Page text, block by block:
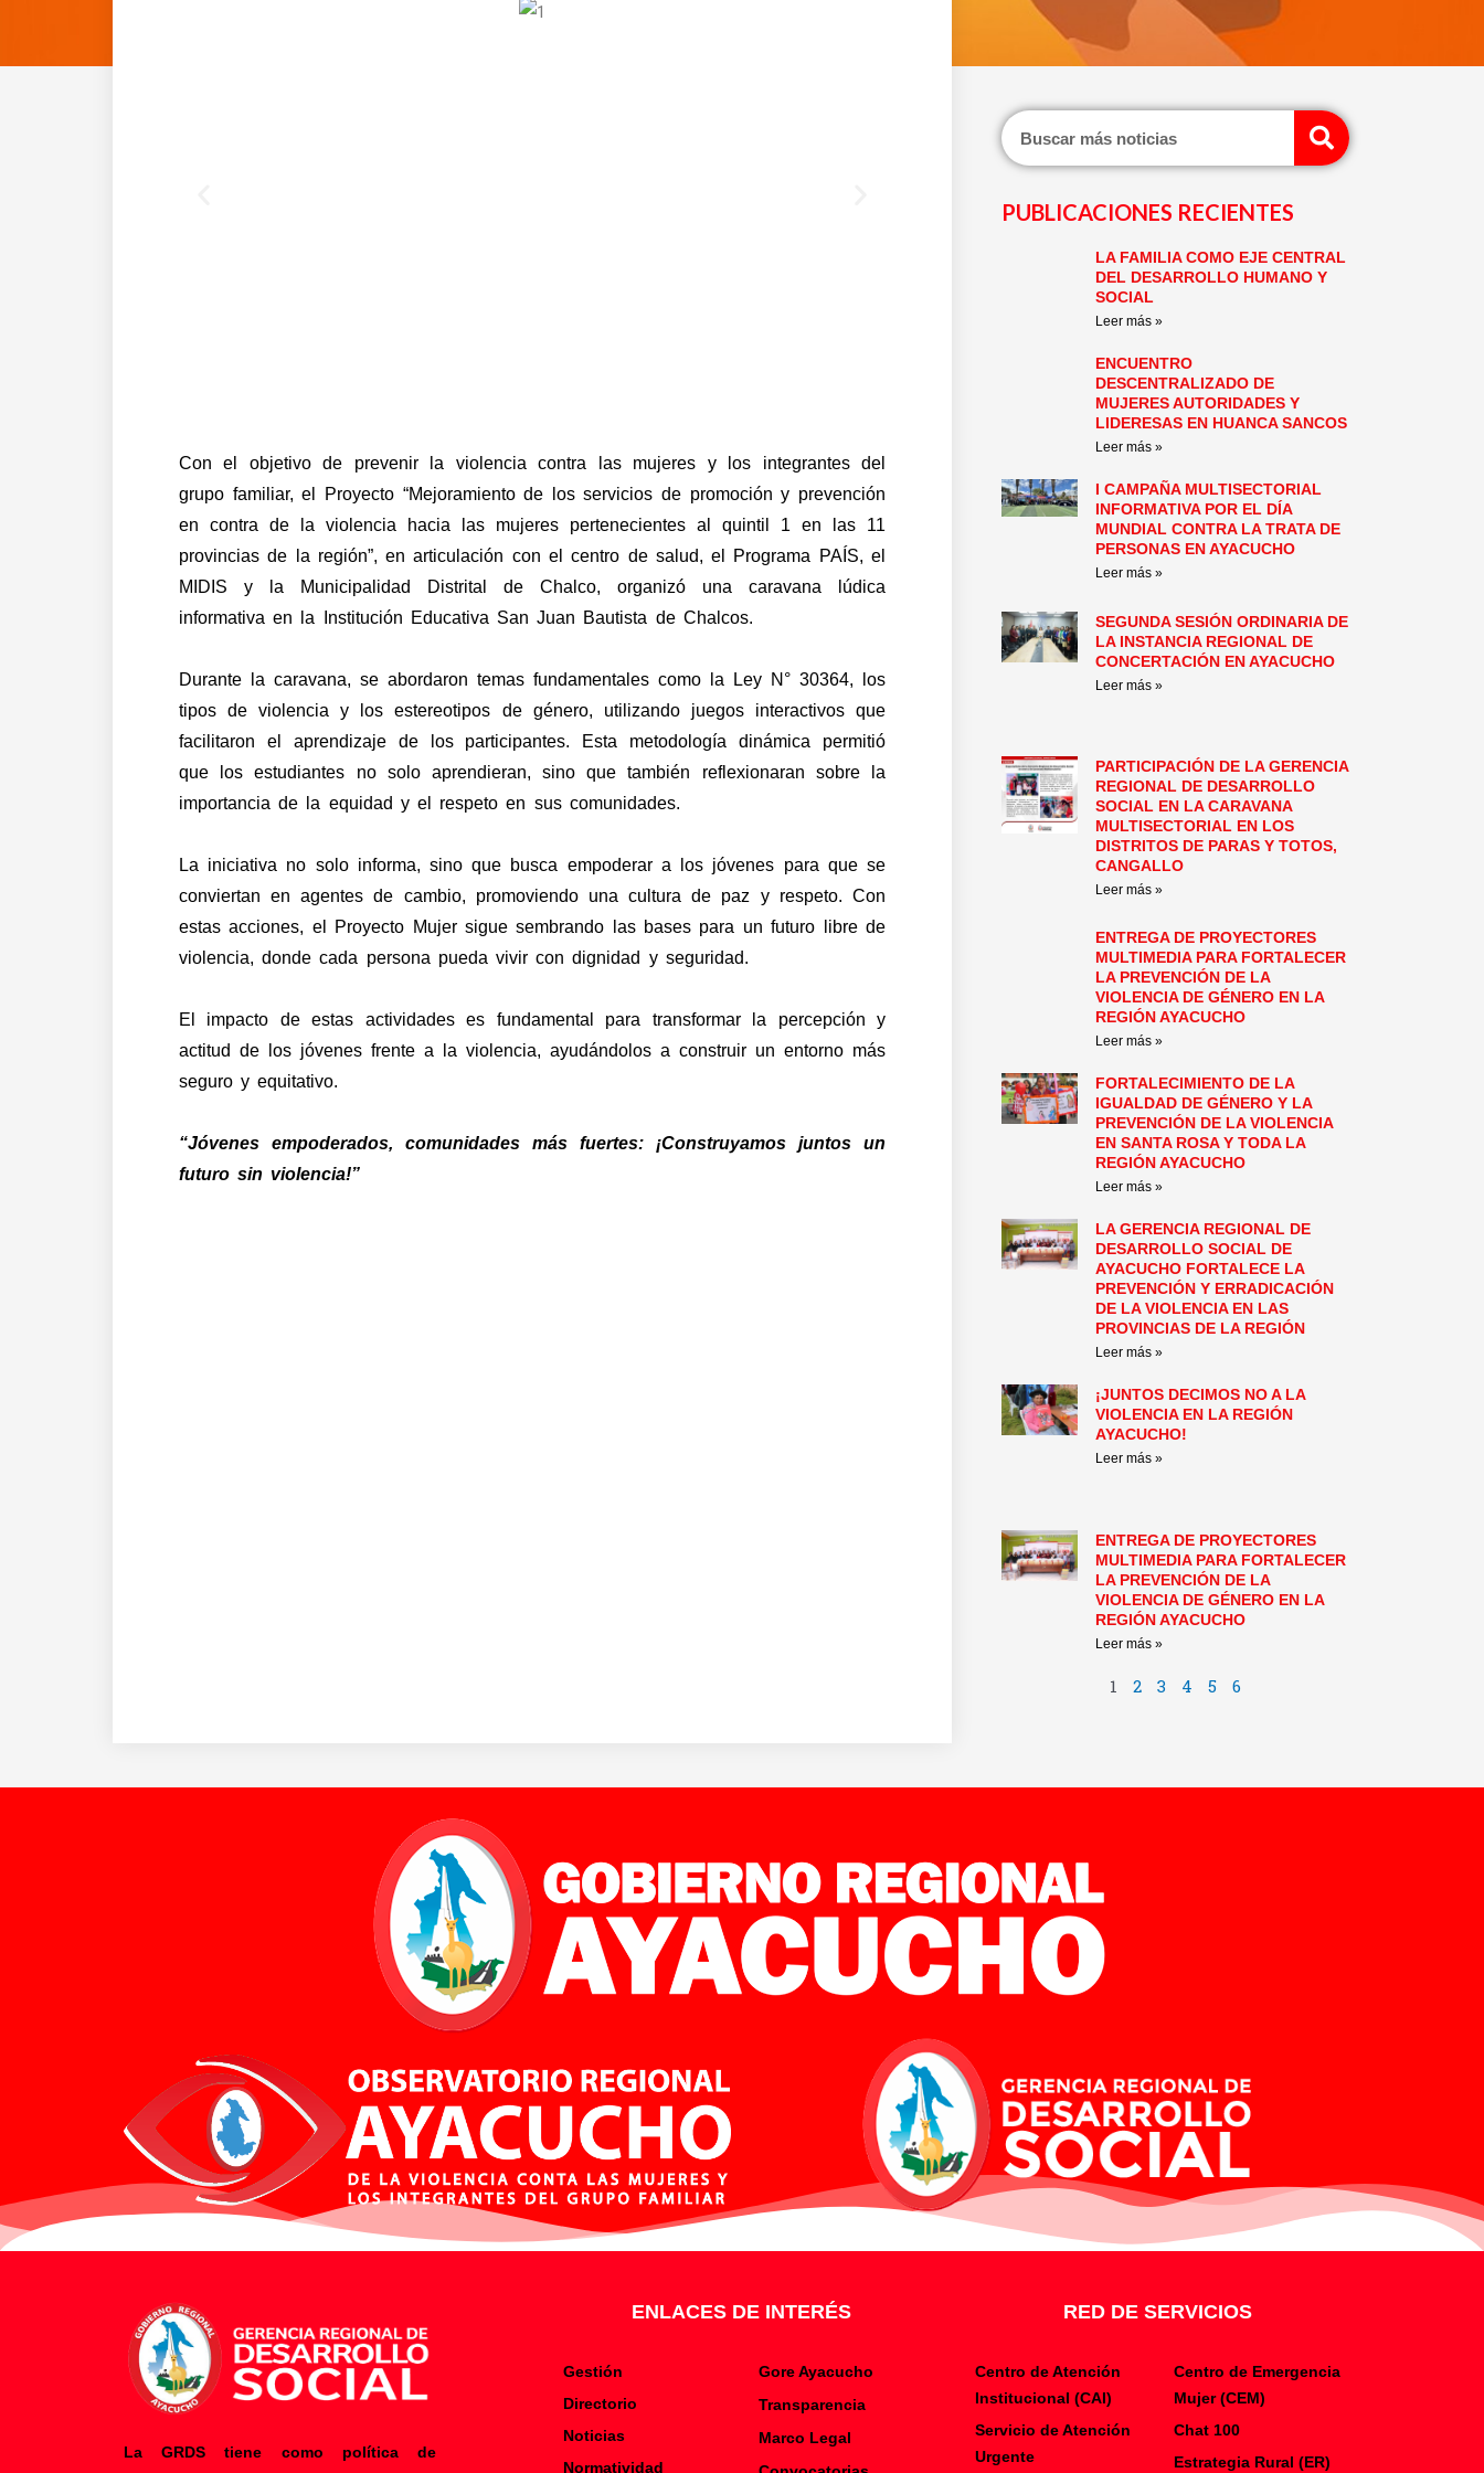
Con el objetivo de prevenir la violencia contra las mujeres y los integrantes del
grupo familiar, el Proyecto “Mejoramiento de los servicios de promoción y prevención
en contra de la violencia hacia las mujeres pertenecientes al quintil 1 en las 11
provincias de la región”, en articulación con el centro de salud, el Programa PAÍS, el
MIDIS y la Municipalidad Distrital de Chalco, organizó una caravana lúdica
informativa en la Institución Educativa San Juan Bautista de Chalcos.
Durante la caravana, se abordaron temas fundamentales como la Ley N° 30364, los
tipos de violencia y los estereotipos de género, utilizando juegos interactivos que
facilitaron el aprendizaje de los participantes. Esta metodología dinámica permitió
que los estudiantes no solo aprendieran, sino que también reflexionaran sobre la
importancia de la equidad y el respeto en sus comunidades.
La iniciativa no solo informa, sino que busca empoderar a los jóvenes para que se
conviertan en agentes de cambio, promoviendo una cultura de paz y respeto. Con
estas acciones, el Proyecto Mujer sigue sembrando las bases para un futuro libre de
violencia, donde cada persona pueda vivir con dignidad y seguridad.
El impacto de estas actividades es fundamental para transformar la percepción y
actitud de los jóvenes frente a la violencia, ayudándolos a construir un entorno más
seguro y equitativo.
“Jóvenes empoderados, comunidades más fuertes: ¡Construyamos juntos un
futuro sin violencia!”
Search
PUBLICACIONES RECIENTES
LA FAMILIA COMO EJE CENTRAL
DEL DESARROLLO HUMANO Y
SOCIAL
Leer más »
ENCUENTRO
DESCENTRALIZADO DE
MUJERES AUTORIDADES Y
LIDERESAS EN HUANCA SANCOS
Leer más »
I CAMPAÑA MULTISECTORIAL
INFORMATIVA POR EL DÍA
MUNDIAL CONTRA LA TRATA DE
PERSONAS EN AYACUCHO
Leer más »
SEGUNDA SESIÓN ORDINARIA DE
LA INSTANCIA REGIONAL DE
CONCERTACIÓN EN AYACUCHO
Leer más »
PARTICIPACIÓN DE LA GERENCIA
REGIONAL DE DESARROLLO
SOCIAL EN LA CARAVANA
MULTISECTORIAL EN LOS
DISTRITOS DE PARAS Y TOTOS,
CANGALLO
Leer más »
ENTREGA DE PROYECTORES
MULTIMEDIA PARA FORTALECER
LA PREVENCIÓN DE LA
VIOLENCIA DE GÉNERO EN LA
REGIÓN AYACUCHO
Leer más »
FORTALECIMIENTO DE LA
IGUALDAD DE GÉNERO Y LA
PREVENCIÓN DE LA VIOLENCIA
EN SANTA ROSA Y TODA LA
REGIÓN AYACUCHO
Leer más »
LA GERENCIA REGIONAL DE
DESARROLLO SOCIAL DE
AYACUCHO FORTALECE LA
PREVENCIÓN Y ERRADICACIÓN
DE LA VIOLENCIA EN LAS
PROVINCIAS DE LA REGIÓN
Leer más »
¡JUNTOS DECIMOS NO A LA
VIOLENCIA EN LA REGIÓN
AYACUCHO!
Leer más »
ENTREGA DE PROYECTORES
MULTIMEDIA PARA FORTALECER
LA PREVENCIÓN DE LA
VIOLENCIA DE GÉNERO EN LA
REGIÓN AYACUCHO
Leer más »
Page
1
Page
2
Page
3
Page
4
Page
5
Page
6
La GRDS tiene como política de
ENLACES DE INTERÉS
Gestión
Directorio
Noticias
Normatividad
Gore Ayacucho
Transparencia
Marco Legal
RED DE SERVICIOS
Centro de Atención
Institucional (CAI)
Servicio de Atención
Urgente
Centro de Emergencia
Mujer (CEM)
Chat 100
Estrategia Rural (ER)